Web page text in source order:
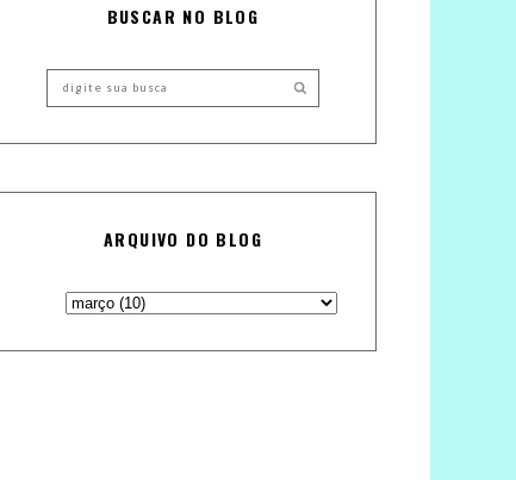
BUSCAR NO BLOG
ARQUIVO DO BLOG